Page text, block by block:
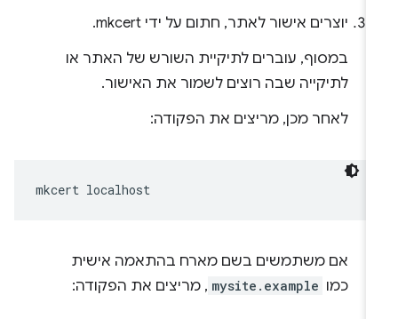
יוצרים אישור לאתר, חתום על ידי mkcert.
במסוף, עוברים לתיקיית השורש של האתר או
לתיקייה שבה רוצים לשמור את האישור.
לאחר מכן, מריצים את הפקודה:
mkcert
אם משתמשים בשם מארח בהתאמה אישית
כמו mysite.example , מריצים את הפקודה: